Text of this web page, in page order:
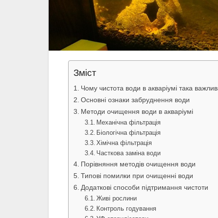
Зміст
Чому чистота води в акваріумі така
Основні ознаки забруднення води
Методи очищення води в акваріумі
Механічна фільтрація
Біологічна фільтрація
Хімічна фільтрація
Часткова заміна води
Порівняння методів очищення води
Типові помилки при очищенні води
Додаткові способи підтримання чистоти
Живі рослини
Контроль годування